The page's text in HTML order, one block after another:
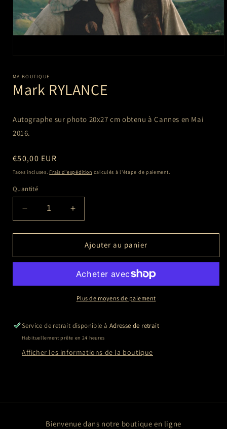
média
dans
une
MA BOUTIQUE
Mark RYLANCE
Autographe sur photo 20x27 cmobtenu à Cannes en Mai
2016.
Prix
habituel
€50,00 EUR
Taxes incluses. Frais d'expédition calculés à l'étape de paiement.
Quantité
Réduire
la
quantité
Mark
Augmenter
la
quantité
Mark
Ajouter au panier
Plus de moyens de paiement
Service de retrait disponible à Adresse de retrait
Habituellement prête en 24 heures
Afficher les informations de la boutique
Bienvenue dans notre boutique en ligne